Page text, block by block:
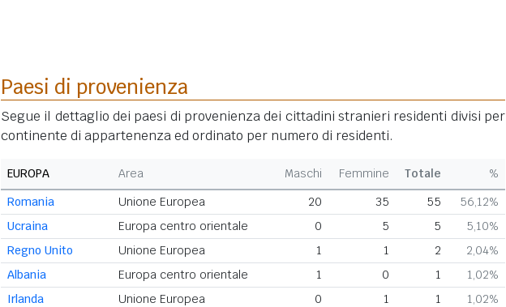
Paesi di provenienza
Segue il dettaglio dei paesi di provenienza dei cittadini stranieri residenti divisi per
continente di appartenenza ed ordinato per numero di residenti.
EUROPA Area Maschi Femmine Totale
%
Romania
Unione Europea 20 35 55
56,12%
Ucraina
Europa centro orientale 0 5 5
5,10%
Regno Unito
Unione Europea 1 1 2
2,04%
Albania
Europa centro orientale 1 0 1
1,02%
Irlanda
Unione Europea 0 1 1
1,02%